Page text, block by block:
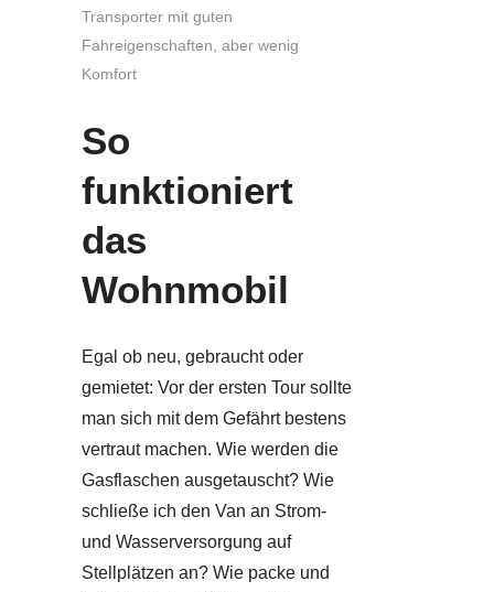
Transporter mit guten
Fahreigenschaften, aber wenig
Komfort
So
funktioniert
das
Wohnmobil
Egal ob neu, gebraucht oder
gemietet: Vor der ersten Tour sollte
man sich mit dem Gefährt bestens
vertraut machen. Wie werden die
Gasflaschen ausgetauscht? Wie
schließe ich den Van an Strom-
und Wasserversorgung auf
Stellplätzen an? Wie packe und